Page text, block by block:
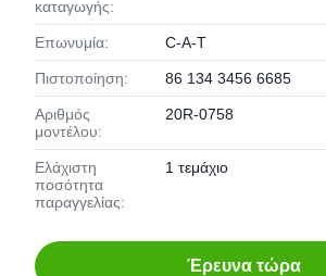
καταγωγής:
Επωνυμία: C-A-T
Πιστοποίηση: 86 134 3456 6685
Αριθμός
μοντέλου:
20R-0758
Ελάχιστη
ποσότητα
παραγγελίας:
1 τεμάχιο
Έρευνα τώρα